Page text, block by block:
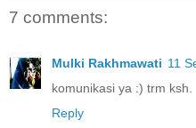
7 comments:
Mulki Rakhmawati 11
komunikasi ya :) trm ksh.
Reply